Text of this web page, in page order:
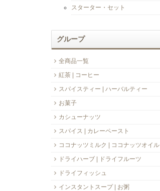
スターター・セット
グループ
全商品一覧
紅茶 | コーヒー
スパイスティー | ハーバルティー
お菓子
カシューナッツ
スパイス | カレーペースト
ココナッツミルク | ココナッツオイル
ドライハーブ | ドライフルーツ
ドライフィッシュ
インスタントスープ | お粥